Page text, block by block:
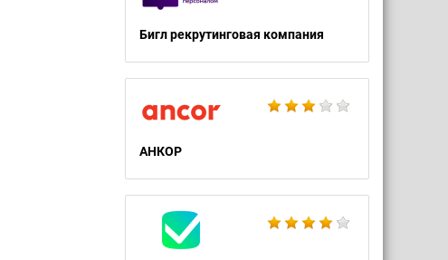
Бигл рекрутинговая компания
АНКОР